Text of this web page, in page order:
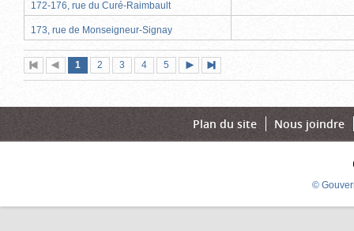
172-176, rue du Curé-Raimbault
173, rue de Monseigneur-Signay
Première
page
Page
précédente
Page
1 (page
actuelle)
Page
2 Page
3 Page
4 Page
5
suivante
page
Plan du site Nous joindre
©